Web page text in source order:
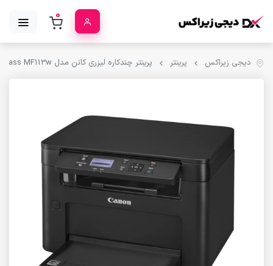
0
دیجی زیراکس پرینتر پرینتر چندکاره لیزری کانن مدل imageclass MF113w